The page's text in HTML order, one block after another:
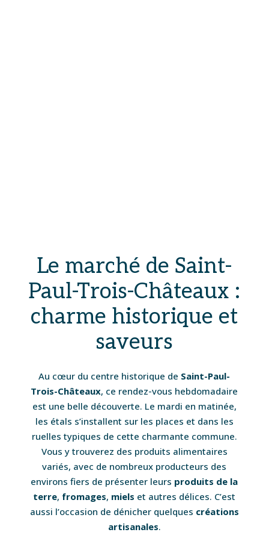
Le marché de Saint-
Paul-Trois-Châteaux :
charme historique et
saveurs
Au cœur du centre historique de Saint-Paul-
Trois-Châteaux, ce rendez-vous hebdomadaire
est une belle découverte. Le mardi en matinée,
les étals s’installent sur les places et dans les
ruelles typiques de cette charmante commune.
Vous y trouverez des produits alimentaires
variés, avec de nombreux producteurs des
environs fiers de présenter leurs produits de la
terre, fromages, miels et autres délices. C’est
aussi l’occasion de dénicher quelques créations
artisanales.